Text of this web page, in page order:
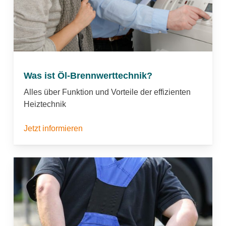
ermittelt werden.
Schwefelarmes Heizöl
Die Überprüfung, ob überwiegend
Denn schwefelarmes Heizöl ist heute
bereits der gängigste Brennstoff für
Ölheizungen in Deutschland. Das belegen
(Destatis): Der Anteil von schwefelarmem
Diesem Umstand trägt nun auch die
aktuelle Kehr- und Überprüfungsordnung
vom 13. April 2013 Rechnung. Hieß es
früher in der KÜO noch „Anlagen zur
Was ist Öl-Brennwerttechnik?
Alles über Funktion und Vorteile der effizienten
Heiztechnik
Jetzt informieren